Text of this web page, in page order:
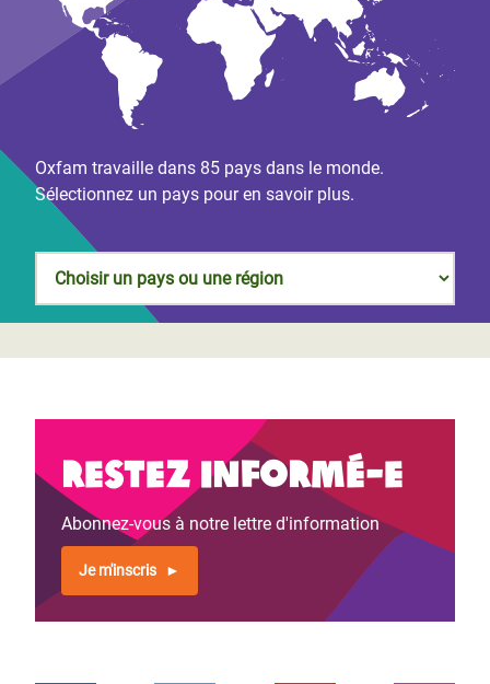
Oxfam travaille dans 85 pays dans le monde.
Sélectionnez un pays pour en savoir plus.
Restez informé-e
Abonnez-vous à notre lettre d'information
Je m'inscris